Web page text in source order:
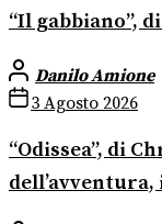
“Il gabbiano”,
Danilo Amione
3 Agosto 2026
“Odissea”, di